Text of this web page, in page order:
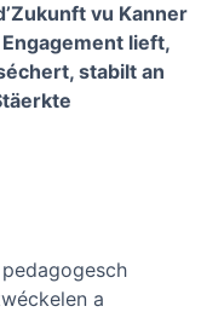
vu Kanner
lieft,
stabilt an
a